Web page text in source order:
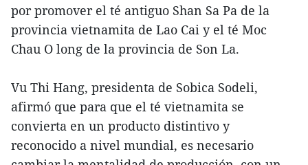
por promover el té antiguo Shan Sa Pa de la
provincia vietnamita de Lao Cai y el té Moc
Chau O long de la provincia de Son La.
Vu Thi Hang, presidenta de Sobica Sodeli,
afirmó que para que el té vietnamita se
convierta en un producto distintivo y
reconocido a nivel mundial, es necesario